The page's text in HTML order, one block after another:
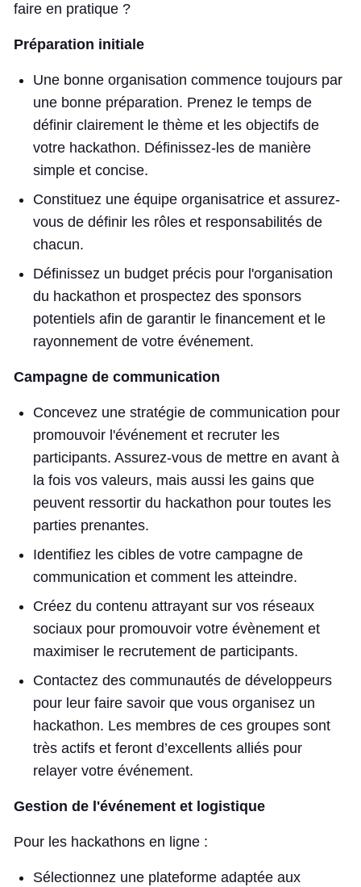
faire en pratique ?
Préparation initiale
Une bonne organisation commence toujours par
une bonne préparation. Prenez le temps de
définir clairement le thème et les objectifs de
votre hackathon. Définissez-les de manière
simple et concise.
Constituez une équipe organisatrice et assurez-
vous de définir les rôles et responsabilités de
chacun.
Définissez un budget précis pour l'organisation
du hackathon et prospectez des sponsors
potentiels afin de garantir le financement et le
rayonnement de votre événement.
Campagne de communication
Concevez une stratégie de communication pour
promouvoir l'événement et recruter les
participants. Assurez-vous de mettre en avant à
la fois vos valeurs, mais aussi les gains que
peuvent ressortir du hackathon pour toutes les
parties prenantes.
Identifiez les cibles de votre campagne de
communication et comment les atteindre.
Créez du contenu attrayant sur vos réseaux
sociaux pour promouvoir votre évènement et
maximiser le recrutement de participants.
Contactez des communautés de développeurs
pour leur faire savoir que vous organisez un
hackathon. Les membres de ces groupes sont
très actifs et feront d’excellents alliés pour
relayer votre événement.
Gestion de l'événement et logistique
Pour les hackathons en ligne :
Sélectionnez une plateforme adaptée aux